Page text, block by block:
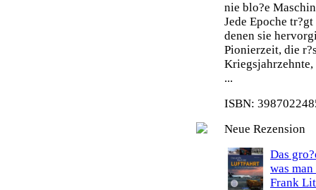
nie blo?e
Jede Epoche
denen sie
Pionierzeit, die
...
ISBN:
Neue Rezension
Das
was
Frank